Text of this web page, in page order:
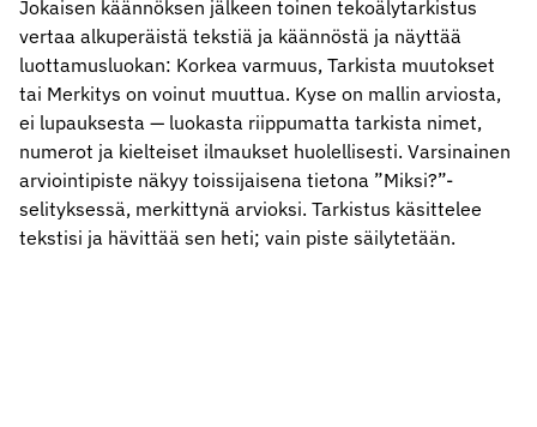
Jokaisen käännöksen jälkeen toinen tekoälytarkistus
vertaa alkuperäistä tekstiä ja käännöstä ja näyttää
luottamusluokan: Korkea varmuus, Tarkista muutokset
tai Merkitys on voinut muuttua. Kyse on mallin arviosta,
ei lupauksesta — luokasta riippumatta tarkista nimet,
numerot ja kielteiset ilmaukset huolellisesti. Varsinainen
arviointipiste näkyy toissijaisena tietona ”Miksi?”-
selityksessä, merkittynä arvioksi. Tarkistus käsittelee
tekstisi ja hävittää sen heti; vain piste säilytetään.